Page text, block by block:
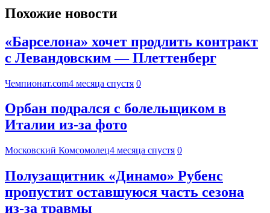
Похожие новости
«Барселона» хочет продлить контракт
с Левандовским — Плеттенберг
Чемпионат.com4 месяца спустя 0
Орбан подрался с болельщиком в
Италии из-за фото
Московский Комсомолец4 месяца спустя 0
Полузащитник «Динамо» Рубенс
пропустит оставшуюся часть сезона
из-за травмы